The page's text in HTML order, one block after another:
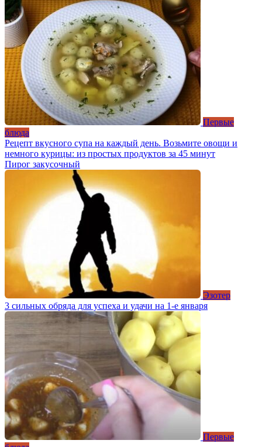
Первые
блюда
Рецепт вкусного супа на каждый день. Возьмите овощи и
немного курицы: из простых продуктов за 45 минут
Пирог закусочный
Эзотер
3 сильных обряда для успеха и удачи на 1-е января
Первые